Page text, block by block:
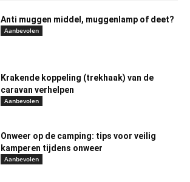
Anti muggen middel, muggenlamp of deet?
Aanbevolen
Krakende koppeling (trekhaak) van de
caravan verhelpen
Aanbevolen
Onweer op de camping: tips voor veilig
kamperen tijdens onweer
Aanbevolen